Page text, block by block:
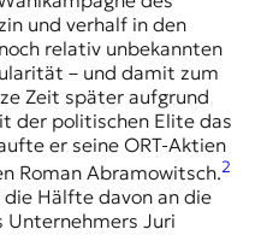
und verhalf in den
relativ unbekannten
– und damit zum
Zeit später aufgrund
der politischen Elite das
er seine ORT-Aktien
Roman Abramowitsch.2
die Hälfte davon an die
Unternehmers Juri